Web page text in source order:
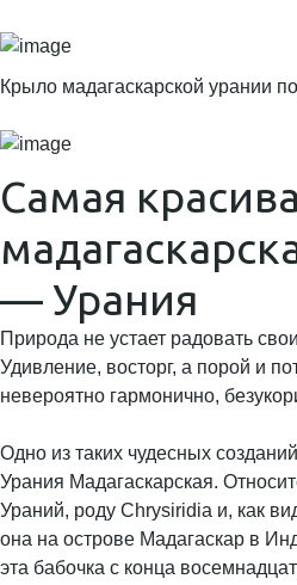
Крыло мадагаскарской урании
Самая
— Урания
Природа не устает радовать
Удивление, восторг, а порой и
невероятно гармонично,
Одно из таких чудесных
Урания Мадагаскарская.
Ураний, роду Chrysiridia и, как
она на острове Мадагаскар в
эта бабочка с конца